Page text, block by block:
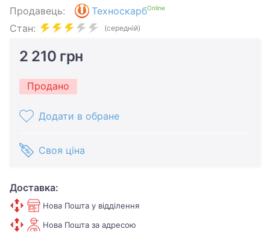
Продавець: ТехноскарбOnline
Стан: (середній)
2 210 грн
Продано
Додати в обране
Своя ціна
Доставка:
Нова Пошта у відділення
Нова Пошта за адресою